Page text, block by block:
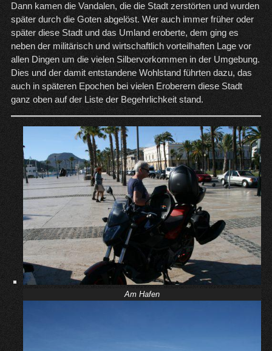
Dann kamen die Vandalen, die die Stadt zerstörten und wurden
später durch die Goten abgelöst. Wer auch immer früher oder
später diese Stadt und das Umland eroberte, dem ging es
neben der militärisch und wirtschaftlich vorteilhaften Lage vor
allen Dingen um die vielen Silbervorkommen in der Umgebung.
Dies und der damit entstandene Wohlstand führten dazu, das
auch in späteren Epochen bei vielen Eroberern diese Stadt
ganz oben auf der Liste der Begehrlichkeit stand.
Am Hafen